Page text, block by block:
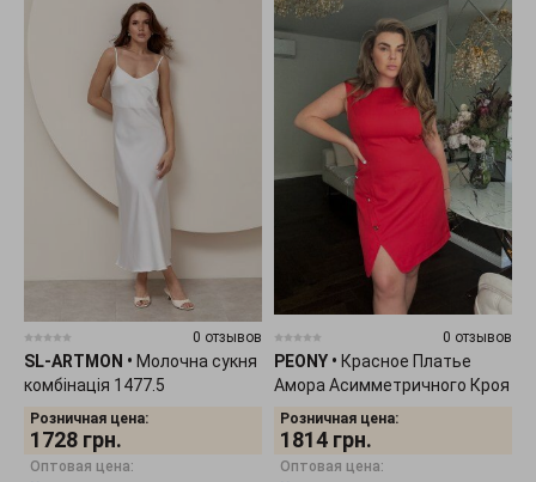
0 отзывов
SL-ARTMON • Молочна сукня
комбінація 1477.5
Розничная цена:
1728 грн.
Оптовая цена:
0 отзывов
PEONY • Красное Платье
Амора Асимметричного Кроя
0705263
Розничная цена:
1814 грн.
Оптовая цена: